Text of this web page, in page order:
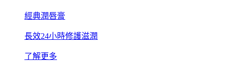
經典潤唇膏
長效24小時修護滋潤
了解更多